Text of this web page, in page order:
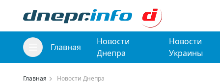
Главная
Новости
Днепра
Новости
Украины
Главная Новости Днепра